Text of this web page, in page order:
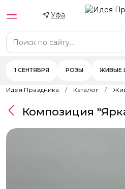
Уфа
1 СЕНТЯБРЯ РОЗЫ ЖИВЫЕ
Идея Праздника Каталог
Композиция